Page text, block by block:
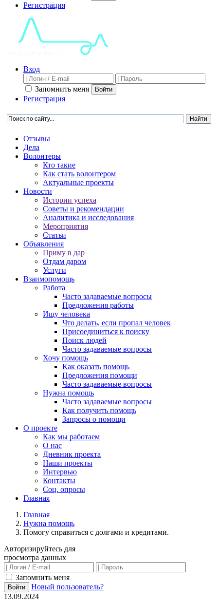
Регистрация
Вход
Запомнить меня Войти
Регистрация
Отзывы
Дела
Волонтеры
Кто такие
Как стать волонтером
Актуальные проекты
Новости
Истории успеха
Советы и рекомендации
Аналитика и исследования
Мероприятия
Статьи
Объявления
Приму в дар
Отдам даром
Услуги
Взаимопомощь
Работа
Часто задаваемые вопросы
Предложения работы
Ищу человека
Что делать, если пропал человек
Присоединиться к поиску
Поиск людей
Часто задаваемые вопросы
Хочу помощь
Как оказать помощь
Предложения помощи
Часто задаваемые вопросы
Нужна помощь
Часто задаваемые вопросы
Как получить помощь
Запросы о помощи
О проекте
Как мы работаем
О нас
Дневник проекта
Наши проекты
Интервью
Контакты
Соц. опросы
Главная
Главная
Нужна помощь
Помогу справиться с долгами и кредитами.
Авторизируйтесь для
просмотра данных
Запомнить меня
Войти
Новый пользователь?
13.09.2024